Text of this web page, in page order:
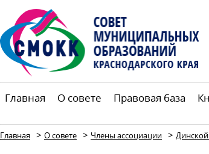
Главная О совете Правовая база
Главная > О совете > Члены ассоциации >